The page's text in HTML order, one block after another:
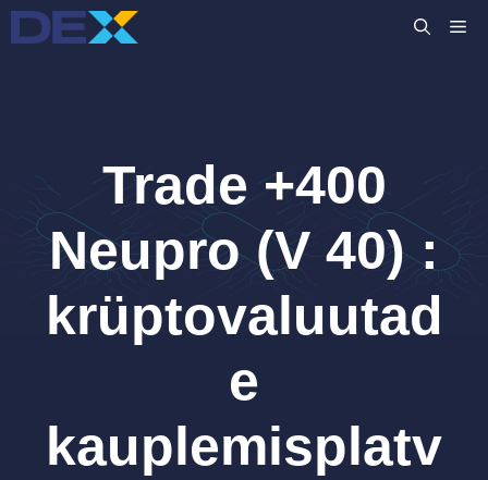
Skip
to
Trade +400
Neupro (V 40) :
krüptovaluutad
e
kauplemisplatv